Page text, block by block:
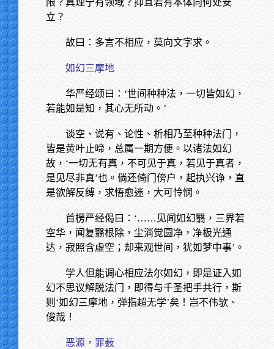
限？真理宁有领域？抑且若有本体向何处安
立？
故曰：多言不相应，莫向文字求。
如幻三摩地
华严经颂曰：‘世间种种法，一切皆如幻，
若能如是知，其心无所动。’
谈空、说有、论性、析相乃至种种法门，
皆是黄叶止啼，总属一期方便。以诸法如幻
故，‘一切无有真，不可见于真，若见于真者，
是见尽非真’也。倘还倚门傍户，起执兴诤，直
是欲解反缚，求悟愈迷，大可怜悯。
首楞严经偈曰：‘……见闻如幻翳，三界若
空华，闻复翳根除，尘消觉圆净，净极光通
达，寂照含虚空；却来观世间，犹如梦中事’。
学人但能调心相应法尔如幻，即是证入如
幻不思议解脱法门，即得与千圣把手共行，斯
则‘如幻三摩地，弹指超无学’矣！岂不伟欤、
俊哉！
恶源，罪薮